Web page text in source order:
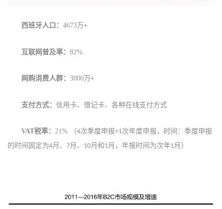
西班牙人口： 4673万+
互联网普及率： 82%
网购消费人群： 3800万+
支付方式： 信用卡、借记卡、各种在线支付方式
VAT税率： 21% （4次季度申报+1次年度申报，时间：季度申报
的时间固定为4月、 7月、 10月和 1月，年报时间为次年1月）